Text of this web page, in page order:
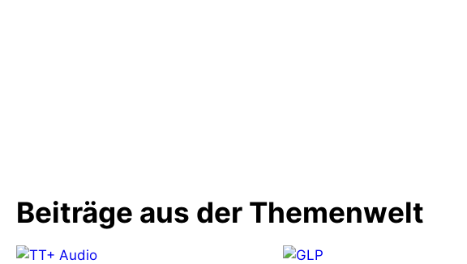
Beiträge aus der Themenwelt